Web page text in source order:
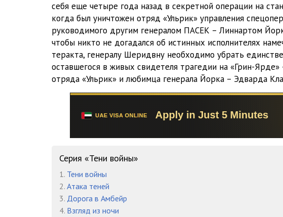
K-11-Glava-011
K-11-Glava-012
K-11-Glava-013
K-11-Glava-014
K-11-Glava-015
K-11-Glava-020
K-11-Glava-021
себя еще четыре года назад в секретной операции на
когда был уничтожен отряд «Ульрик» управления
руководимого другим генералом ПАСЕК – Линнартом
чтобы никто не догадался об истинных исполнителях
теракта, генералу Шеридвну необходимо убрать
оставшегося в живых свидетеля трагедии на «Грин-
отряда «Ульрик» и любимца генерала Йорка – Эдварда
Серия «Тени войны»
1. Тени войны
2. Атака теней
3. Дорога в Амбейр
4. Взгляд из ночи